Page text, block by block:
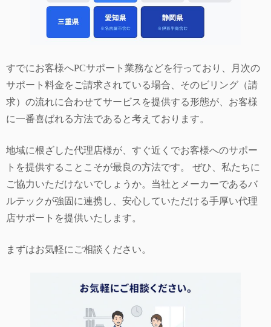
すでにお客様へPCサポート業務などを行っており、月次の
サポート料金をご請求されている場合、そのビリング（請
求）の流れに合わせてサービスを提供する形態が、お客様
に一番喜ばれる方法であると考えております。
地域に根ざした代理店様が、すぐ近くでお客様へのサポー
トを提供することこそが最良の方法です。 ぜひ、私たちに
ご協力いただけないでしょうか。当社とメーカーであるバ
ルテックが強固に連携し、安心していただける手厚い代理
店サポートを提供いたします。
まずはお気軽にご相談ください。